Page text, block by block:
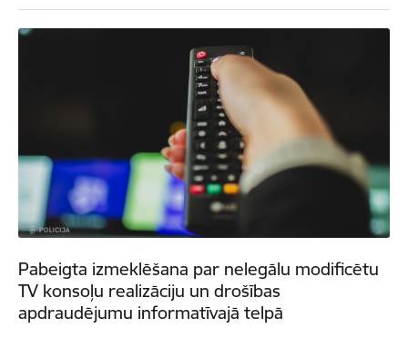
Pabeigta izmeklēšana par nelegālu modificētu
TV konsoļu realizāciju un drošības
apdraudējumu informatīvajā telpā